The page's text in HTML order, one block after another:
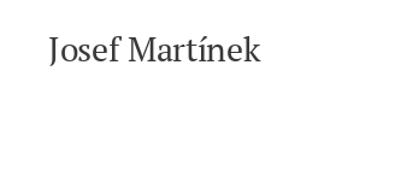
Josef Martínek